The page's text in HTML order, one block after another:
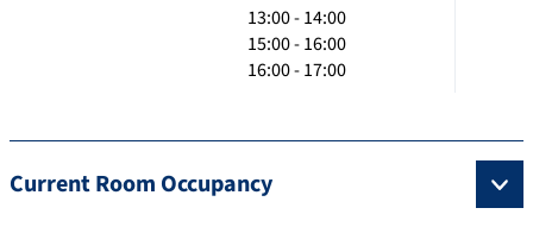
13:00 - 14:00
15:00 - 16:00
16:00 - 17:00
Current Room Occupancy